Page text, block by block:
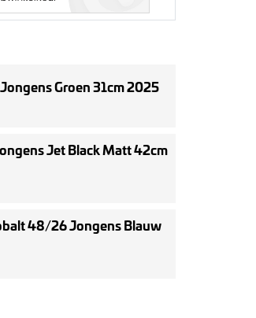
Groen 31cm 2025
Jet Black Matt 42cm
48/26 Jongens Blauw